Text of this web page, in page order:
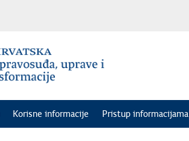
Korisne informacije Pristup informacijama